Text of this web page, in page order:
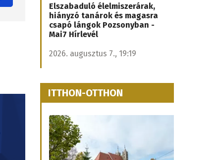
Elszabaduló élelmiszerárak,
hiányzó tanárok és magasra
csapó lángok Pozsonyban -
Mai7 Hírlevél
2026. augusztus 7., 19:19
ITTHON-OTTHON